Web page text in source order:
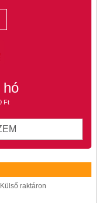
hó
Ft
Külső raktáron